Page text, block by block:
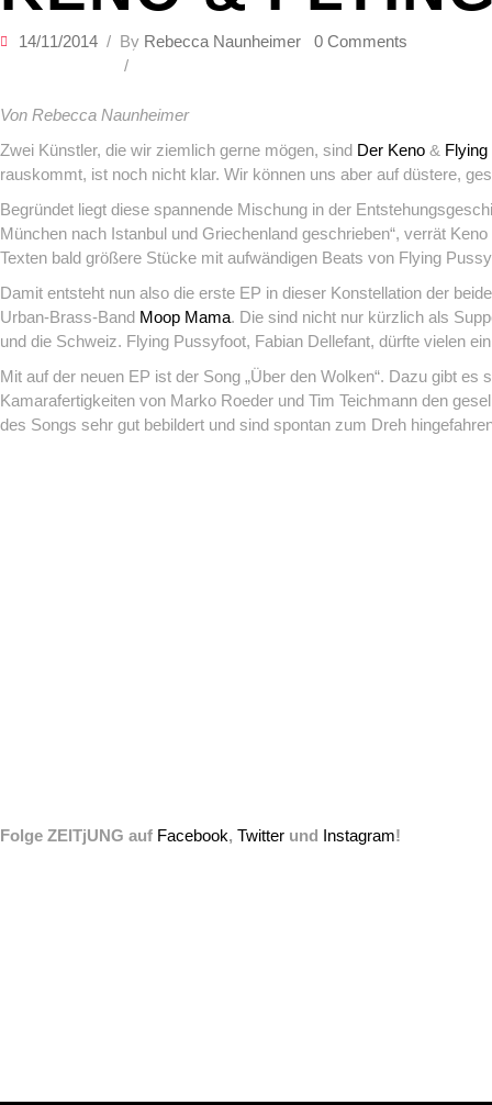
FILME & SERIEN IMPRESSUM
14/11/2014 By Rebecca Naunheimer 0 Comments
Von Rebecca Naunheimer
Zwei Künstler, die wir ziemlich gerne mögen, sind Der Keno &
rauskommt, ist noch nicht klar. Wir können uns aber auf düstere,
Begründet liegt diese spannende Mischung in der
München nach Istanbul und Griechenland geschrieben“, verrät
Texten bald größere Stücke mit aufwändigen Beats von Flying
Damit entsteht nun also die erste EP in dieser Konstellation der
Urban-Brass-Band Moop Mama. Die sind nicht nur kürzlich als
und die Schweiz. Flying Pussyfoot, Fabian Dellefant, dürfte vielen
Mit auf der neuen EP ist der Song „Über den Wolken“. Dazu gibt
Kamarafertigkeiten von Marko Roeder und Tim Teichmann den
des Songs sehr gut bebildert und sind spontan zum Dreh
Folge ZEITjUNG auf Facebook, Twitter und Instagram!